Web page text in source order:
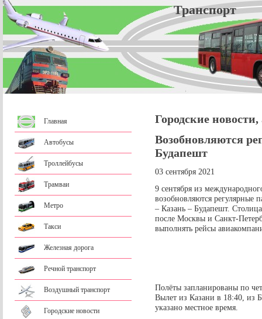
Главная
Автобусы
Троллейбусы
Трамваи
Метро
Такси
Железная дорога
Речной транспорт
Воздушный транспорт
Городские новости
Городские
Возобновляются
Будапешт
03 сентября 2021
9 сентября из
возобновляются регулярные
– Казань – Будапешт.
после Москвы и Санкт-
выполнять рейсы
Полёты запланированы по
Вылет из Казани в 18:40, из
указано местное время.